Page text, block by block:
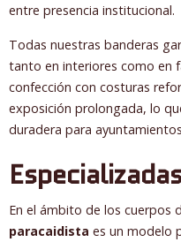
entre presencia institucional.
Todas nuestras banderas
tanto en interiores como en
confección con costuras
exposición prolongada, lo
duradera para
En el ámbito de los cuerpos
paracaidista es un modelo